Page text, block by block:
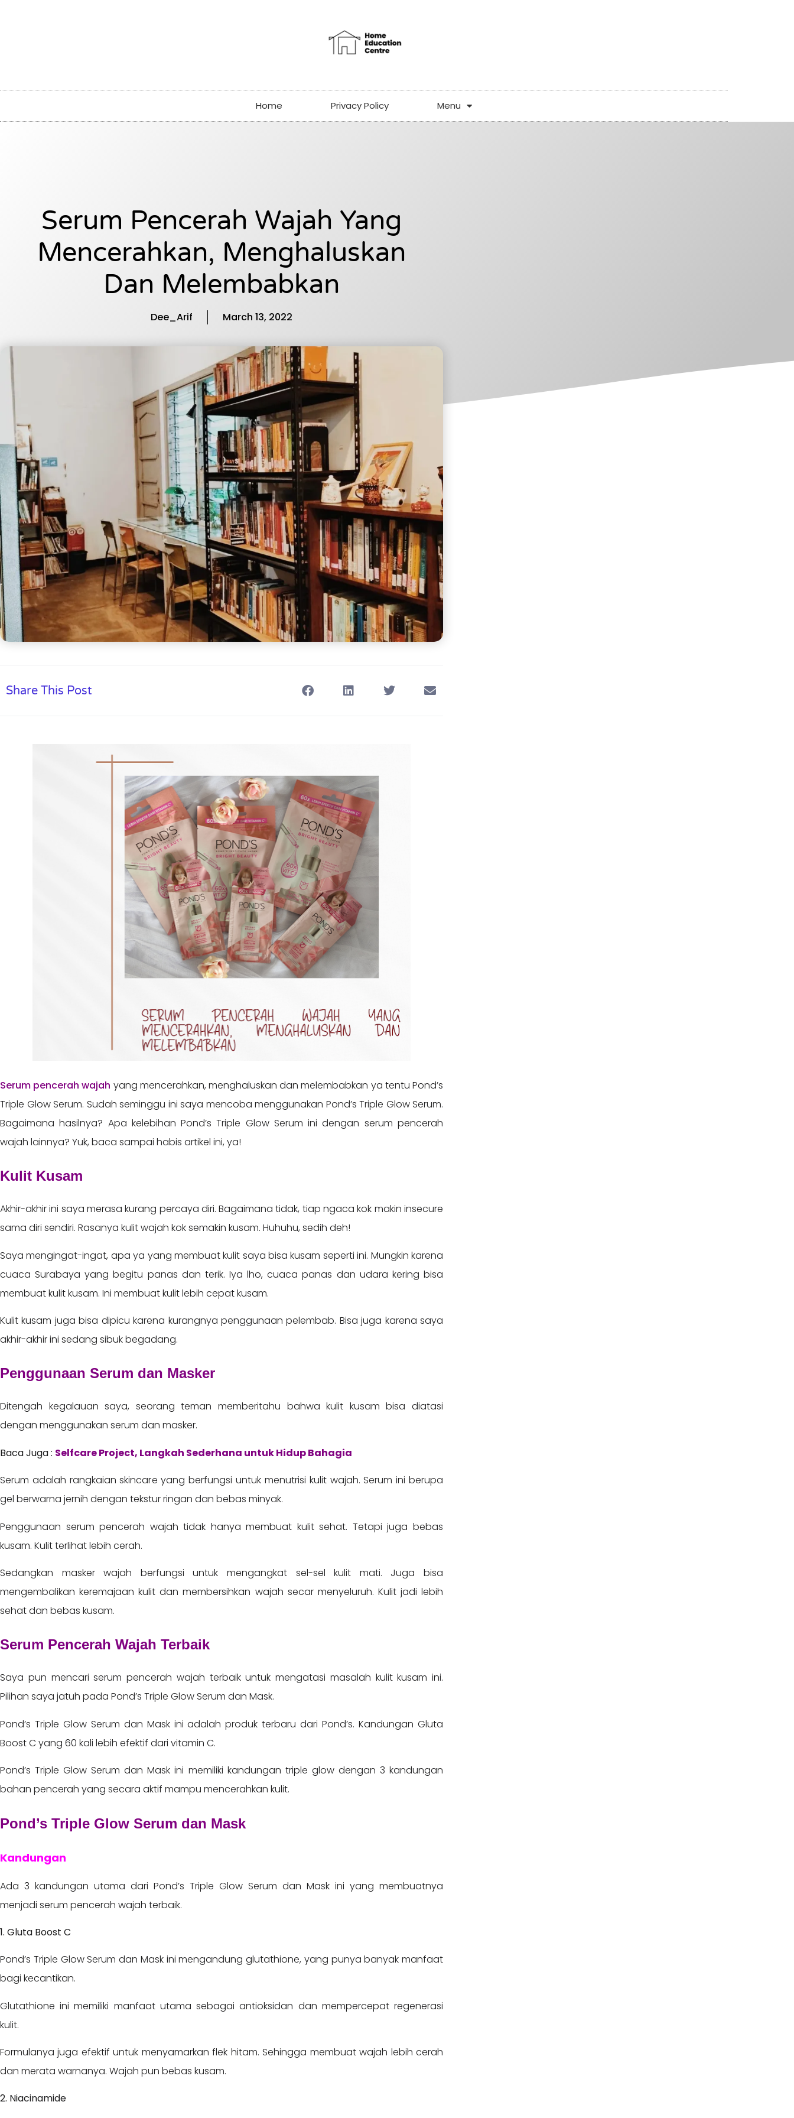
Home Privacy Policy Menu
Serum Pencerah Wajah Yang
Mencerahkan, Menghaluskan
Dan Melembabkan
Dee_Arif March 13, 2022
Share This Post
Serum pencerah wajah yang mencerahkan, menghaluskan dan melembabkan ya tentu Pond’s
Triple Glow Serum. Sudah seminggu ini saya mencoba menggunakan Pond’s Triple Glow Serum.
Bagaimana hasilnya? Apa kelebihan Pond’s Triple Glow Serum ini dengan serum pencerah
wajah lainnya? Yuk, baca sampai habis artikel ini, ya!
Kulit Kusam
Akhir-akhir ini saya merasa kurang percaya diri. Bagaimana tidak, tiap ngaca kok makin insecure
sama diri sendiri. Rasanya kulit wajah kok semakin kusam. Huhuhu, sedih deh!
Saya mengingat-ingat, apa ya yang membuat kulit saya bisa kusam seperti ini. Mungkin karena
cuaca Surabaya yang begitu panas dan terik. Iya lho, cuaca panas dan udara kering bisa
membuat kulit kusam. Ini membuat kulit lebih cepat kusam.
Kulit kusam juga bisa dipicu karena kurangnya penggunaan pelembab. Bisa juga karena saya
akhir-akhir ini sedang sibuk begadang.
Penggunaan Serum dan Masker
Ditengah kegalauan saya, seorang teman memberitahu bahwa kulit kusam bisa diatasi
dengan menggunakan serum dan masker.
Baca Juga : Selfcare Project, Langkah Sederhana untuk Hidup Bahagia
Serum adalah rangkaian skincare yang berfungsi untuk menutrisi kulit wajah. Serum ini berupa
gel berwarna jernih dengan tekstur ringan dan bebas minyak.
Penggunaan serum pencerah wajah tidak hanya membuat kulit sehat. Tetapi juga bebas
kusam. Kulit terlihat lebih cerah.
Sedangkan masker wajah berfungsi untuk mengangkat sel-sel kulit mati. Juga bisa
mengembalikan keremajaan kulit dan membersihkan wajah secar menyeluruh. Kulit jadi lebih
sehat dan bebas kusam.
Serum Pencerah Wajah Terbaik
Saya pun mencari serum pencerah wajah terbaik untuk mengatasi masalah kulit kusam ini.
Pilihan saya jatuh pada Pond’s Triple Glow Serum dan Mask.
Pond’s Triple Glow Serum dan Mask ini adalah produk terbaru dari Pond’s. Kandungan Gluta
Boost C yang 60 kali lebih efektif dari vitamin C.
Pond’s Triple Glow Serum dan Mask ini memiliki kandungan triple glow dengan 3 kandungan
bahan pencerah yang secara aktif mampu mencerahkan kulit.
Pond’s Triple Glow Serum dan Mask
Kandungan
Ada 3 kandungan utama dari Pond’s Triple Glow Serum dan Mask ini yang membuatnya
menjadi serum pencerah wajah terbaik.
1. Gluta Boost C
Pond’s Triple Glow Serum dan Mask ini mengandung glutathione, yang punya banyak manfaat
bagi kecantikan.
Glutathione ini memiliki manfaat utama sebagai antioksidan dan mempercepat regenerasi
kulit.
Formulanya juga efektif untuk menyamarkan flek hitam. Sehingga membuat wajah lebih cerah
dan merata warnanya. Wajah pun bebas kusam.
2. Niacinamide